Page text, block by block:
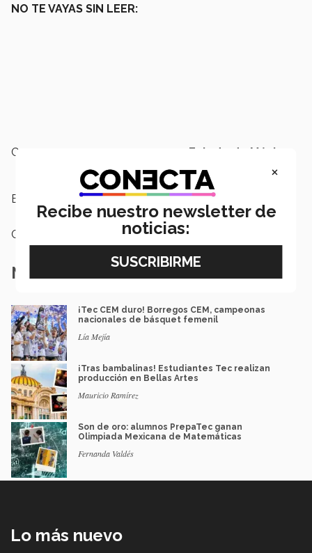
NO TE VAYAS SIN LEER:
Campus: Estado de México
Etiquetas: Concierto , Música, arte y cultura
Categoría:
Notas Relacionadas
¡Tec CEM duro! Borregos CEM, campeonas
nacionales de básquet femenil
Lía Mejía
¡Tras bambalinas! Estudiantes Tec realizan
producción en Bellas Artes
Mauricio Ramírez
Son de oro: alumnos PrepaTec ganan
Olimpiada Mexicana de Matemáticas
Fernanda Valdés
Lo más nuevo
×
Recibe nuestro newsletter de
noticias: